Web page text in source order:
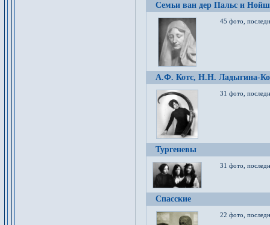
Семьи ван дер Пальс и
45 фото,
А.Ф. Котс, Н.Н. Ладыгина-
31 фото,
Тургеневы
31 фото,
Спасские
22 фото,